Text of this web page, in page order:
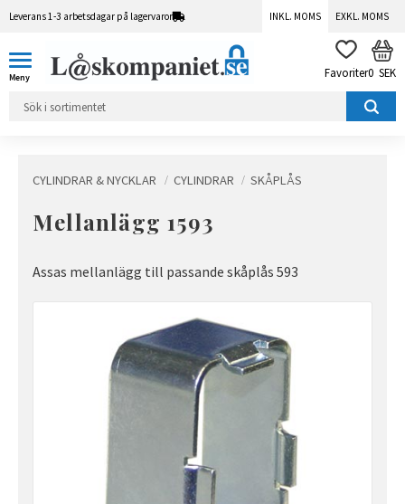
Leverans 1-3 arbetsdagar på lagervaror INKL. MOMS EXKL. MOMS
FAVORITER
0 SEK
CYLINDRAR & NYCKLAR CYLINDRAR SKÅPLÅS
Mellanlägg 1593
Assas mellanlägg till passande skåplås 593